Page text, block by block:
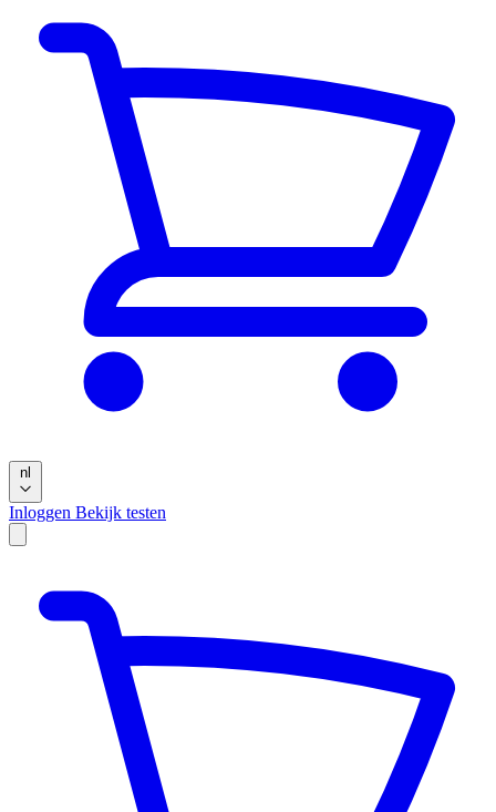
nl
Inloggen Bekijk testen